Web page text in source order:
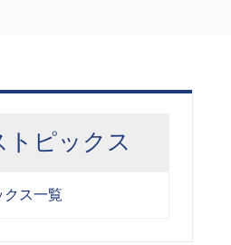
トピックス
クス一覧